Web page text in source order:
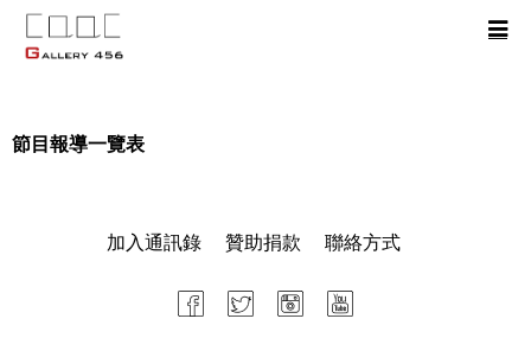
節目報導一覽表
加入通訊錄 贊助捐款 聯絡方式